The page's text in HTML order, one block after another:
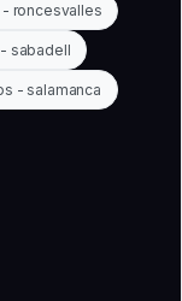
roncesvalles
sabadell
- salamanca